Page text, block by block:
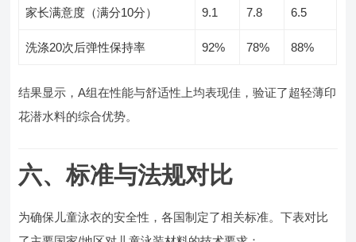
家长满意度（满分10分） 9.1 7.8 6.5
洗涤20次后弹性保持率 92% 78% 88%
结果显示，A组在性能与舒适性上均表现佳，验证了超轻薄印
花潜水料的综合优势。
六、标准与法规对比
为确保儿童泳衣的安全性，各国制定了相关标准。下表对比